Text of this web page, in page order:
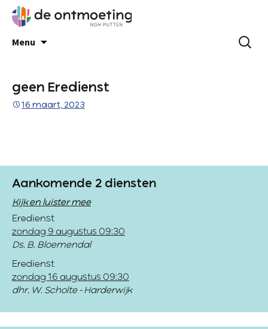
Menu
geen Eredienst
16 maart, 2023
Aankomende 2 diensten
Kijk en luister mee
Eredienst
zondag 9 augustus 09:30
Ds. B. Bloemendal
Eredienst
zondag 16 augustus 09:30
dhr. W. Scholte - Harderwijk